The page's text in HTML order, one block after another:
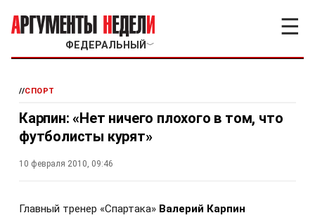
ФЕДЕРАЛЬНЫЙ ﹀
☰
//СПОРТ
Карпин: «Нет ничего плохого в том, что
футболисты курят»
10 февраля 2010, 09:46
Главный тренер «Спартака» Валерий Карпин